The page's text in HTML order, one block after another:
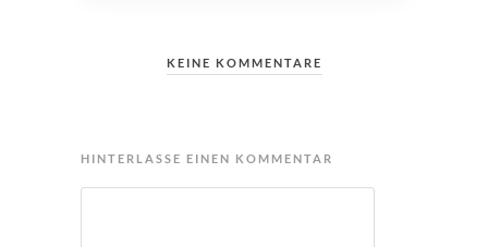
KEINE KOMMENTARE
HINTERLASSE EINEN KOMMENTAR